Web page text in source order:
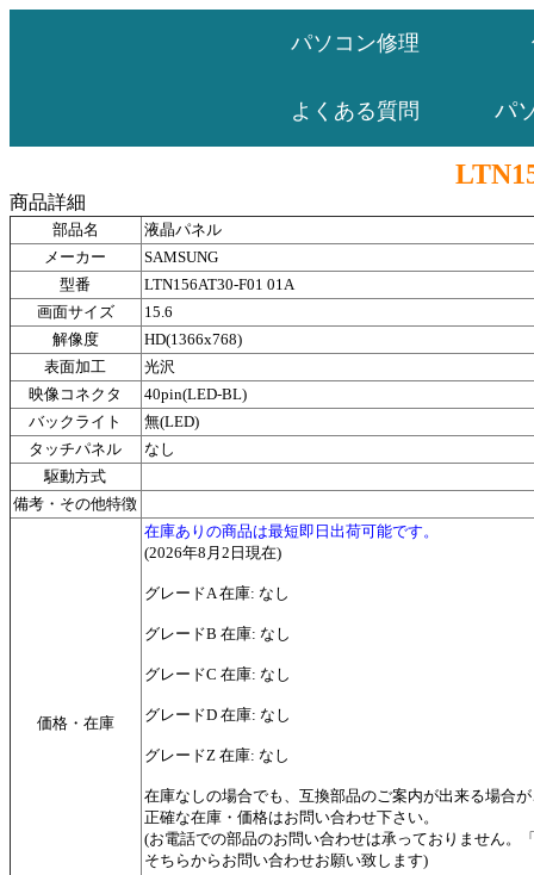
パソコン修理
よくある質問 パ
商品詳細
部品名
液晶パネル
メーカー
SAMSUNG
型番
LTN156AT30-F01 01A
画面サイズ
15.6
解像度
HD(1366x768)
表面加工
光沢
映像コネクタ
40pin(LED-BL)
バックライト
無(LED)
タッチパネル
なし
駆動方式
備考・その他特徴
価格・在庫
在庫ありの商品は最短即日出荷可能です。
(2026年8月2日現在)
グレードA 在庫: なし
グレードB 在庫: なし
グレードC 在庫: なし
グレードD 在庫: なし
グレードZ 在庫: なし
在庫なしの場合でも、互換部品のご案内が出来る場合
正確な在庫・価格はお問い合わせ下さい。
(お電話での部品のお問い合わせは承っておりません。
そちらからお問い合わせお願い致します)